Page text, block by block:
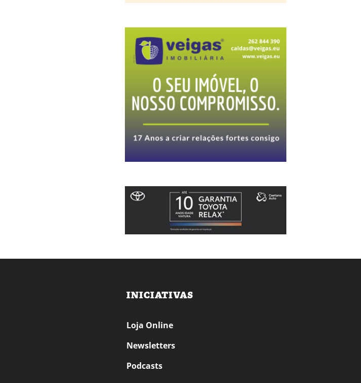
INICIATIVAS
Loja Online
Newsletters
Podcasts